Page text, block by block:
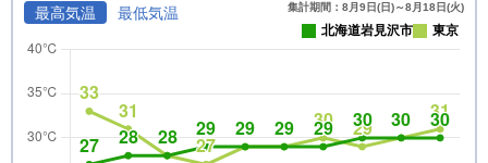
最高気温 最低気温 集計期間：8月9日(日)～8月18日(火)
北海道岩見沢市 東京